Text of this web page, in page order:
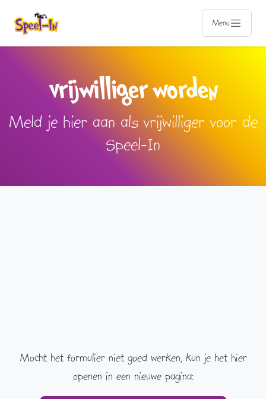
Menu
vrijwilliger worden
Meld je hier aan als vrijwilliger voor de
Speel-In
Mocht het formulier niet goed werken, kun je het hier
openen in een nieuwe pagina: